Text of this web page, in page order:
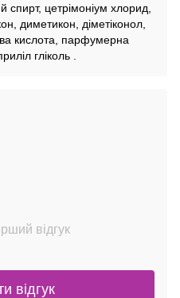
спирт, цетрімоніум хлорид,
диметикон, діметіконол,
кислота, парфумерна
гліколь .
відгук
відгук